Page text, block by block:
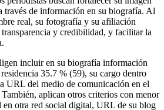
de información en su biografía. Al
real, su fotografía y su afiliación
y credibilidad, y facilitar la
incluir en su biografía información
35.7 % (59), su cargo dentro
URL del medio de comunicación en el
aplican otros criterios con menor
otra red social digital, URL de su blog